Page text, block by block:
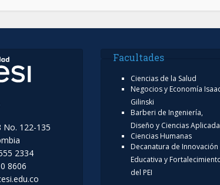
No. 122-135
2334
8606
Facultades
Ciencias de la Salud
Negocios y Economía
Gilinski
Barberi de Ingeniería,
Diseño y Ciencias
Ciencias Humanas
Decanatura de Innovación
Educativa y
del PEI